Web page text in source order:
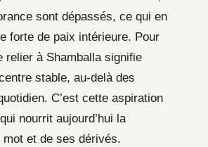
sont dépassés, ce qui en
forte de paix intérieure. Pour
relier à Shamballa signifie
stable, au-delà des
C’est cette aspiration
nourrit aujourd’hui la
mot et de ses dérivés.